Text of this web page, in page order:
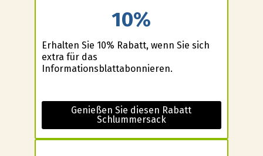
10%
Erhalten Sie 10% Rabatt, wenn Sie sich
extra für das
Informationsblattabonnieren.
Genießen Sie diesen Rabatt
Schlummersack